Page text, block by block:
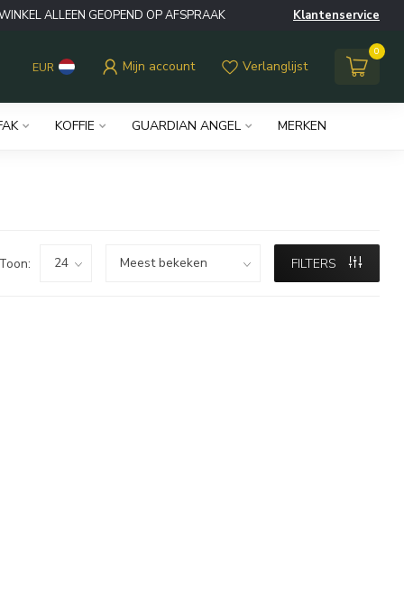
ALLEEN GEOPEND OP AFSPRAAK Klantenservice
EUR Mijn account Verlanglijst
0
KOFFIE GUARDIAN ANGEL MERKEN
Toon: FILTERS